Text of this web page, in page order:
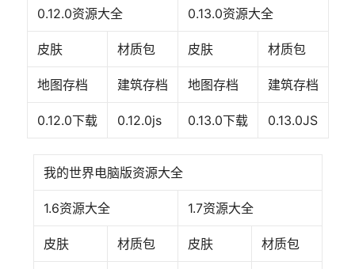
0.12.0资源大全 0.13.0资源大全
皮肤 材质包 皮肤 材质包
地图存档 建筑存档 地图存档 建筑存档
0.12.0下载 0.12.0js 0.13.0下载 0.13.0JS
我的世界电脑版资源大全
1.6资源大全 1.7资源大全
皮肤 材质包 皮肤 材质包